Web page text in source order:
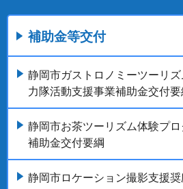
補助金等交付
静岡市ガストロノミーツーリ
力隊活動支援事業補助金交付要
静岡市お茶ツーリズム体験プ
補助金交付要綱
静岡市ロケーション撮影支援